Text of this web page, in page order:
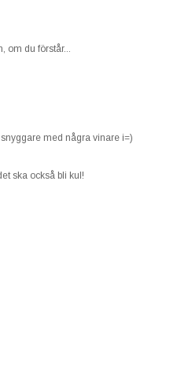
om du förstår...
med några vinare i=)
ska också bli kul!